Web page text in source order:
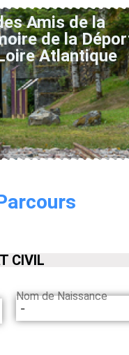
Amis de la
de la
Atlantique
CIVIL
Nom de Naissance
-